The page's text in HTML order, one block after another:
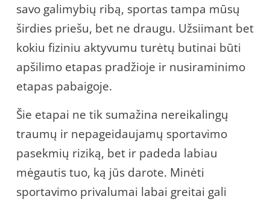
savo galimybių ribą, sportas tampa mūsų
širdies priešu, bet ne draugu. Užsiimant bet
kokiu fiziniu aktyvumu turėtų butinai būti
apšilimo etapas pradžioje ir nusiraminimo
etapas pabaigoje.
Šie etapai ne tik sumažina nereikalingų
traumų ir nepageidaujamų sportavimo
pasekmių riziką, bet ir padeda labiau
mėgautis tuo, ką jūs darote. Minėti
sportavimo privalumai labai greitai gali